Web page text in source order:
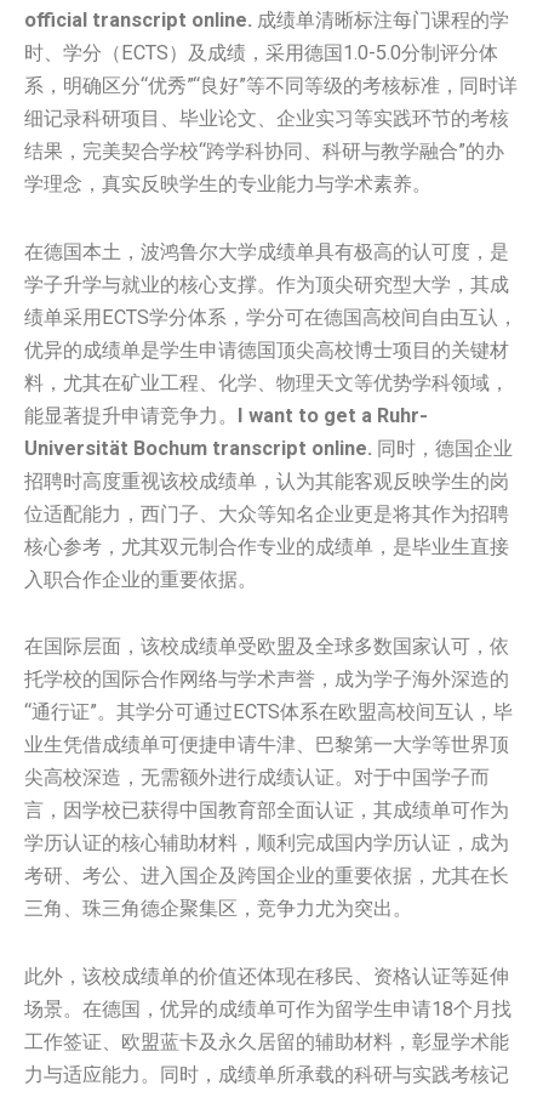
official transcript online. 成绩单清晰标注每门课程的学
时、学分（ECTS）及成绩，采用德国1.0-5.0分制评分体
系，明确区分“优秀”“良好”等不同等级的考核标准，同时详
细记录科研项目、毕业论文、企业实习等实践环节的考核
结果，完美契合学校“跨学科协同、科研与教学融合”的办
学理念，真实反映学生的专业能力与学术素养。
在德国本土，波鸿鲁尔大学成绩单具有极高的认可度，是
学子升学与就业的核心支撑。作为顶尖研究型大学，其成
绩单采用ECTS学分体系，学分可在德国高校间自由互认，
优异的成绩单是学生申请德国顶尖高校博士项目的关键材
料，尤其在矿业工程、化学、物理天文等优势学科领域，
能显著提升申请竞争力。 I want to get a Ruhr-
Universität Bochum transcript online. 同时，德国企业
招聘时高度重视该校成绩单，认为其能客观反映学生的岗
位适配能力，西门子、大众等知名企业更是将其作为招聘
核心参考，尤其双元制合作专业的成绩单，是毕业生直接
入职合作企业的重要依据。
在国际层面，该校成绩单受欧盟及全球多数国家认可，依
托学校的国际合作网络与学术声誉，成为学子海外深造的
“通行证”。其学分可通过ECTS体系在欧盟高校间互认，毕
业生凭借成绩单可便捷申请牛津、巴黎第一大学等世界顶
尖高校深造，无需额外进行成绩认证。对于中国学子而
言，因学校已获得中国教育部全面认证，其成绩单可作为
学历认证的核心辅助材料，顺利完成国内学历认证，成为
考研、考公、进入国企及跨国企业的重要依据，尤其在长
三角、珠三角德企聚集区，竞争力尤为突出。
此外，该校成绩单的价值还体现在移民、资格认证等延伸
场景。在德国，优异的成绩单可作为留学生申请18个月找
工作签证、欧盟蓝卡及永久居留的辅助材料，彰显学术能
力与适应能力。同时，成绩单所承载的科研与实践考核记